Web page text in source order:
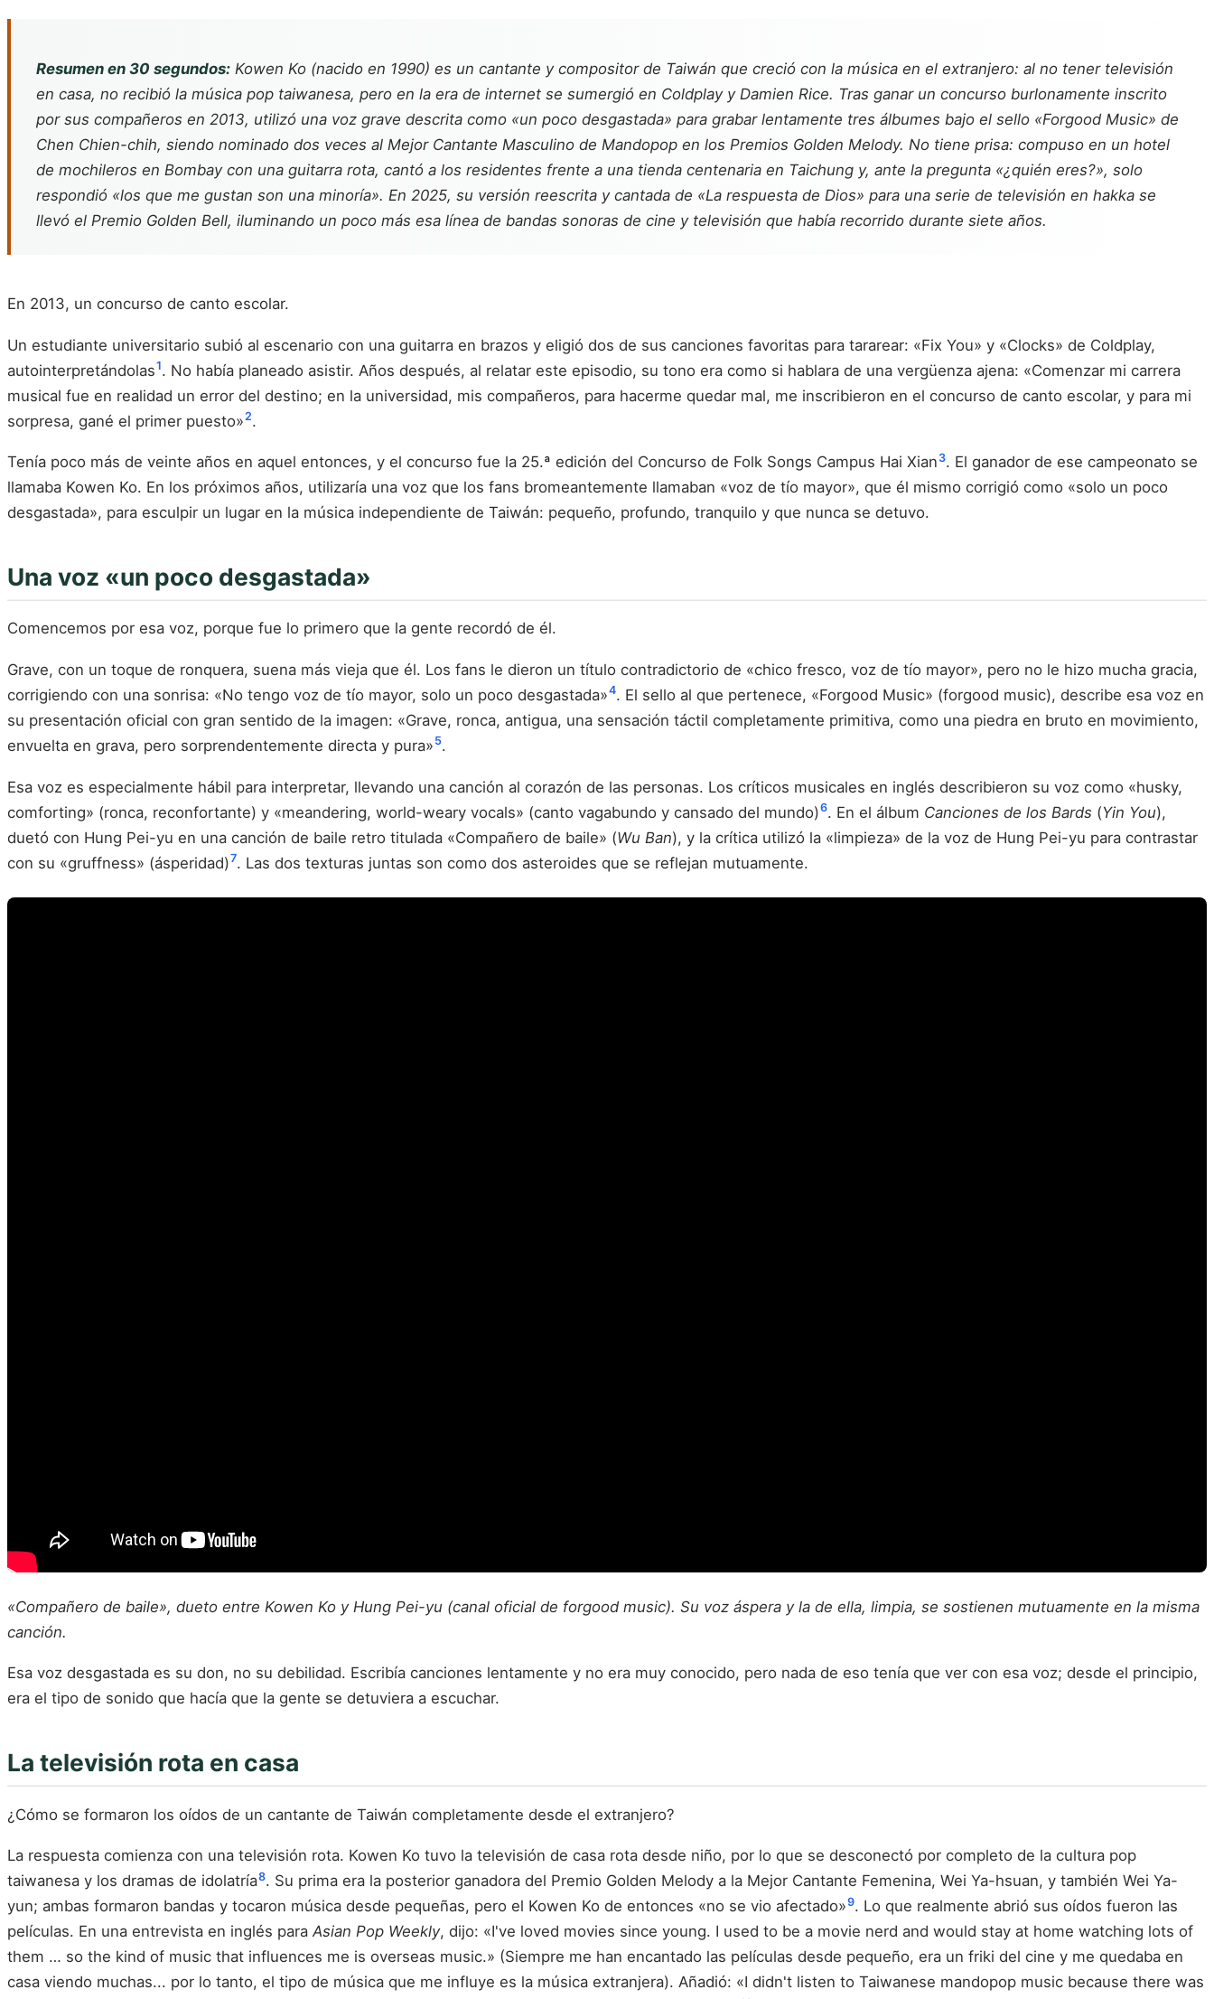
Resumen en 30 segundos: Kowen Ko (nacido en 1990) es un cantante y compositor de Taiwán que creció con la música en el extranjero: al no tener televisión
en casa, no recibió la música pop taiwanesa, pero en la era de internet se sumergió en Coldplay y Damien Rice. Tras ganar un concurso burlonamente inscrito
por sus compañeros en 2013, utilizó una voz grave descrita como «un poco desgastada» para grabar lentamente tres álbumes bajo el sello «Forgood Music» de
Chen Chien-chih, siendo nominado dos veces al Mejor Cantante Masculino de Mandopop en los Premios Golden Melody. No tiene prisa: compuso en un hotel
de mochileros en Bombay con una guitarra rota, cantó a los residentes frente a una tienda centenaria en Taichung y, ante la pregunta «¿quién eres?», solo
respondió «los que me gustan son una minoría». En 2025, su versión reescrita y cantada de «La respuesta de Dios» para una serie de televisión en hakka se
llevó el Premio Golden Bell, iluminando un poco más esa línea de bandas sonoras de cine y televisión que había recorrido durante siete años.
En 2013, un concurso de canto escolar.
Un estudiante universitario subió al escenario con una guitarra en brazos y eligió dos de sus canciones favoritas para tararear: «Fix You» y «Clocks» de Coldplay,
autointerpretándolas1. No había planeado asistir. Años después, al relatar este episodio, su tono era como si hablara de una vergüenza ajena: «Comenzar mi carrera
musical fue en realidad un error del destino; en la universidad, mis compañeros, para hacerme quedar mal, me inscribieron en el concurso de canto escolar, y para mi
sorpresa, gané el primer puesto»2.
Tenía poco más de veinte años en aquel entonces, y el concurso fue la 25.ª edición del Concurso de Folk Songs Campus Hai Xian 3. El ganador de ese campeonato se
llamaba Kowen Ko. En los próximos años, utilizaría una voz que los fans bromeantemente llamaban «voz de tío mayor», que él mismo corrigió como «solo un poco
desgastada», para esculpir un lugar en la música independiente de Taiwán: pequeño, profundo, tranquilo y que nunca se detuvo.
Una voz «un poco desgastada»
Comencemos por esa voz, porque fue lo primero que la gente recordó de él.
Grave, con un toque de ronquera, suena más vieja que él. Los fans le dieron un título contradictorio de «chico fresco, voz de tío mayor», pero no le hizo mucha gracia,
corrigiendo con una sonrisa: «No tengo voz de tío mayor, solo un poco desgastada»4. El sello al que pertenece, «Forgood Music» (forgood music), describe esa voz en
su presentación oficial con gran sentido de la imagen: «Grave, ronca, antigua, una sensación táctil completamente primitiva, como una piedra en bruto en movimiento,
envuelta en grava, pero sorprendentemente directa y pura» 5.
Esa voz es especialmente hábil para interpretar, llevando una canción al corazón de las personas. Los críticos musicales en inglés describieron su voz como «husky,
comforting» (ronca, reconfortante) y «meandering, world-weary vocals» (canto vagabundo y cansado del mundo)6. En el álbum Canciones de los Bards (Yin You),
duetó con Hung Pei-yu en una canción de baile retro titulada «Compañero de baile» (Wu Ban), y la crítica utilizó la «limpieza» de la voz de Hung Pei-yu para contrastar
con su «gruffness» (ásperidad)7. Las dos texturas juntas son como dos asteroides que se reflejan mutuamente.
«Compañero de baile», dueto entre Kowen Ko y Hung Pei-yu (canal oficial de forgood music). Su voz áspera y la de ella, limpia, se sostienen mutuamente en la misma
canción.
Esa voz desgastada es su don, no su debilidad. Escribía canciones lentamente y no era muy conocido, pero nada de eso tenía que ver con esa voz; desde el principio,
era el tipo de sonido que hacía que la gente se detuviera a escuchar.
La televisión rota en casa
¿Cómo se formaron los oídos de un cantante de Taiwán completamente desde el extranjero?
La respuesta comienza con una televisión rota. Kowen Ko tuvo la televisión de casa rota desde niño, por lo que se desconectó por completo de la cultura pop
taiwanesa y los dramas de idolatría8. Su prima era la posterior ganadora del Premio Golden Melody a la Mejor Cantante Femenina, Wei Ya-hsuan, y también Wei Ya-
yun; ambas formaron bandas y tocaron música desde pequeñas, pero el Kowen Ko de entonces «no se vio afectado»9. Lo que realmente abrió sus oídos fueron las
películas. En una entrevista en inglés paraAsian Pop Weekly, dijo: «I've loved movies since young. I used to be a movie nerd and would stay at home watching lots of
them … so the kind of music that influences me is overseas music.» (Siempre me han encantado las películas desde pequeño, era un friki del cine y me quedaba en
casa viendo muchas... por lo tanto, el tipo de música que me influye es la música extranjera). Añadió: «I didn't listen to Taiwanese mandopop music because there was